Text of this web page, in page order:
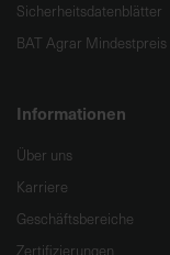
Sicherheitsdatenblätter
BAT Agrar Mindestpreis
Informationen
Über uns
Karriere
Geschäftsbereiche
Zertifizierungen